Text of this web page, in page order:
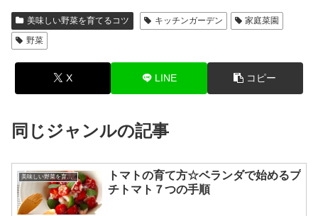
美味しい野菜を育てるコツ キッチンガーデン
家庭菜園
野菜
X LINE コピー
同じジャンルの記事
美味しい野菜を育てるコツ
トマトの育て方☆ベランダで始めるプ
チトマト７つの手順